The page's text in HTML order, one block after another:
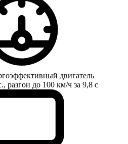
двигатель
разгон до 100 км/ч за 9,8 с